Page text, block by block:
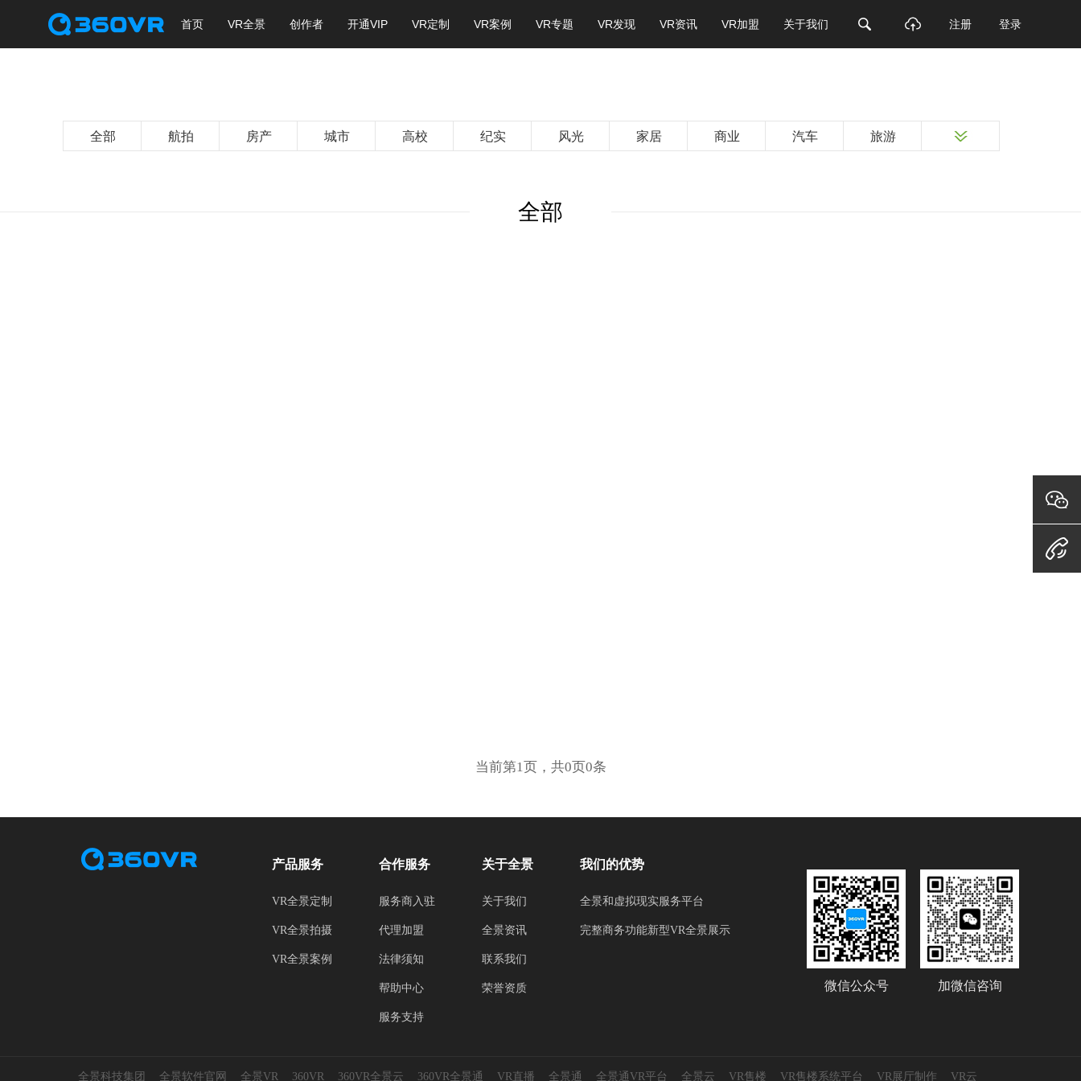
首页 VR全景 创作者 开通VIP VR定制 VR案例 VR专题 VR发现 VR资讯 VR加盟 关于我们 注册 登录
全部 航拍 房产 城市 高校 纪实 风光 家居 商业 汽车 旅游
全部
当前第1页，共0页0条
产品服务
VR全景定制
VR全景拍摄
VR全景案例
合作服务
服务商入驻
代理加盟
法律须知
帮助中心
服务支持
关于全景
关于我们
全景资讯
联系我们
荣誉资质
我们的优势
全景和虚拟现实服务平台
完整商务功能新型VR全景展示
微信公众号 加微信咨询
全景科技集团 全景软件官网 全景VR 360VR 360VR全景云 360VR全景通 VR直播 全景通 全景通VR平台 全景云 VR售楼 VR售楼系统平台 VR展厅制作 VR云